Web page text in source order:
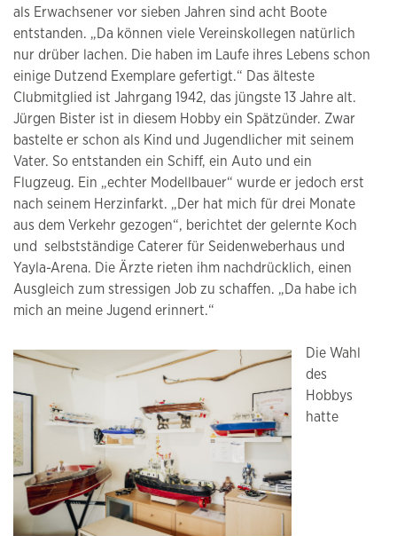
als Erwachsener vor sieben Jahren sind acht Boote
entstanden. „Da können viele Vereinskollegen natürlich
nur drüber lachen. Die haben im Laufe ihres Lebens schon
einige Dutzend Exemplare gefertigt.“ Das älteste
Clubmitglied ist Jahrgang 1942, das jüngste 13 Jahre alt.
Jürgen Bister ist in diesem Hobby ein Spätzünder. Zwar
bastelte er schon als Kind und Jugendlicher mit seinem
Vater. So entstanden ein Schiff, ein Auto und ein
Flugzeug. Ein „echter Modellbauer“ wurde er jedoch erst
nach seinem Herzinfarkt. „Der hat mich für drei Monate
aus dem Verkehr gezogen“, berichtet der gelernte Koch
und selbstständige Caterer für Seidenweberhaus und
Yayla-Arena. Die Ärzte rieten ihm nachdrücklich, einen
Ausgleich zum stressigen Job zu schaffen. „Da habe ich
mich an meine Jugend erinnert.“
Die Wahl
des
Hobbys
hatte